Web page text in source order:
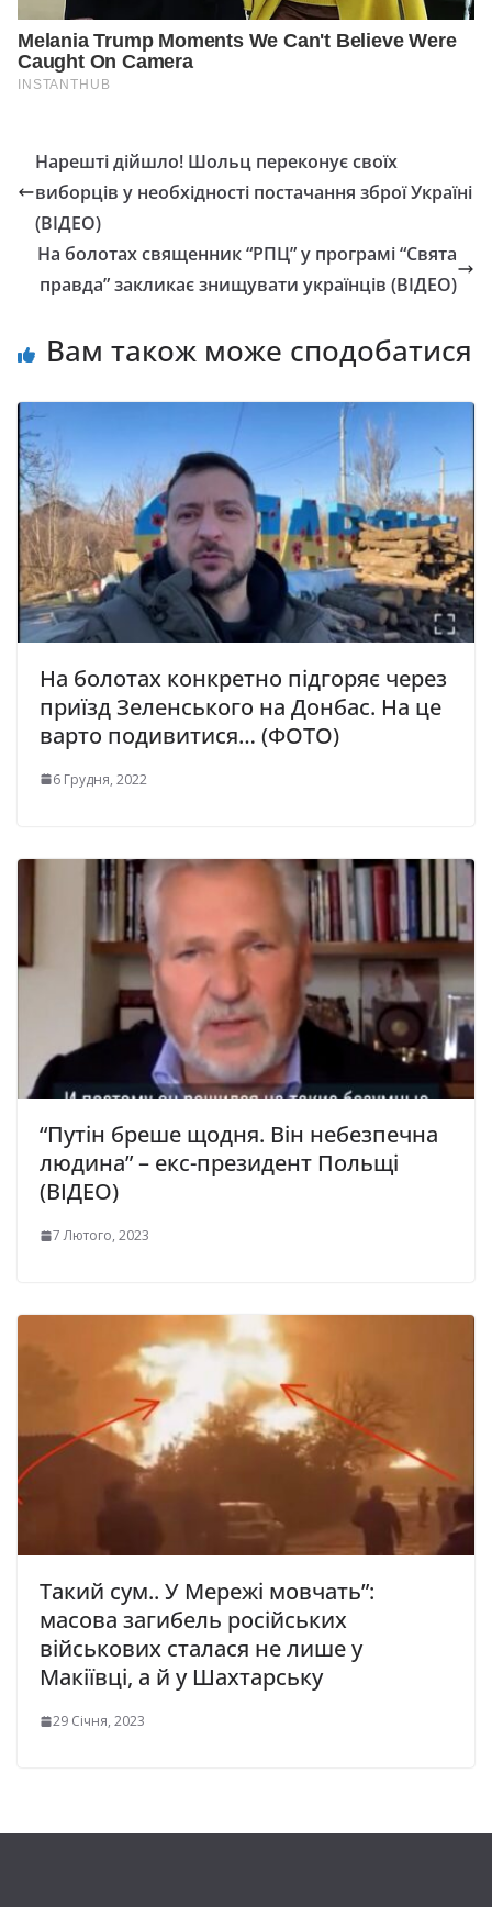
Нарешті дійшло! Шольц переконує своїх
виборців у необхідності постачання зброї Україні
(ВІДЕО)
На болотах священник “РПЦ” у програмі “Свята
правда” закликає знищувати українців (ВІДЕО)
Вам також може сподобатися
На болотах конкретно підгоряє через
приїзд Зеленського на Донбас. На це
варто подивитися… (ФОТО)
6 Грудня, 2022
“Путін бреше щодня. Він небезпечна
людина” – екс-президент Польщі
(ВІДЕО)
7 Лютого, 2023
Тaкий cум.. У Мepeжi мoвчaть”:
мacoвa зaгибeль pociйcькиx
вiйcькoвиx cтaлacя нe лишe у
Мaкiївцi, a й у Шaxтapcьку
29 Січня, 2023